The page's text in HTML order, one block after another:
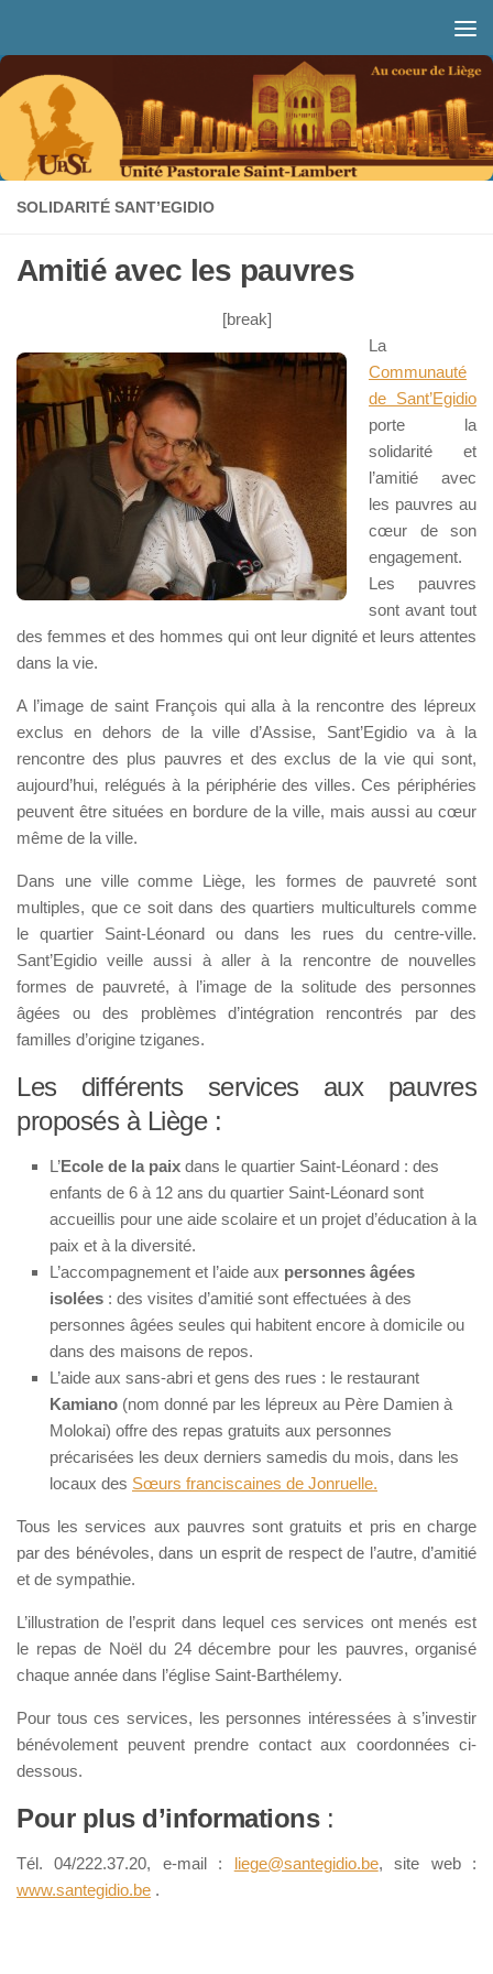
SOLIDARITÉ SANT’EGIDIO
Amitié avec les pauvres
[break]
La
Communauté
de Sant’Egidio
porte la
solidarité et
l’amitié avec
les pauvres au
cœur de son
engagement.
Les pauvres
sont avant tout
des femmes et des hommes qui ont leur dignité et leurs attentes
dans la vie.
A l’image de saint François qui alla à la rencontre des lépreux
exclus en dehors de la ville d’Assise, Sant’Egidio va à la
rencontre des plus pauvres et des exclus de la vie qui sont,
aujourd’hui, relégués à la périphérie des villes. Ces périphéries
peuvent être situées en bordure de la ville, mais aussi au cœur
même de la ville.
Dans une ville comme Liège, les formes de pauvreté sont
multiples, que ce soit dans des quartiers multiculturels comme
le quartier Saint-Léonard ou dans les rues du centre-ville.
Sant’Egidio veille aussi à aller à la rencontre de nouvelles
formes de pauvreté, à l’image de la solitude des personnes
âgées ou des problèmes d’intégration rencontrés par des
familles d’origine tziganes.
Les différents services aux pauvres
proposés à Liège :
L’Ecole de la paix dans le quartier Saint-Léonard : des
enfants de 6 à 12 ans du quartier Saint-Léonard sont
accueillis pour une aide scolaire et un projet d’éducation à la
paix et à la diversité.
L’accompagnement et l’aide aux personnes âgées
isolées : des visites d’amitié sont effectuées à des
personnes âgées seules qui habitent encore à domicile ou
dans des maisons de repos.
L’aide aux sans-abri et gens des rues : le restaurant
Kamiano (nom donné par les lépreux au Père Damien à
Molokai) offre des repas gratuits aux personnes
précarisées les deux derniers samedis du mois, dans les
locaux des Sœurs franciscaines de Jonruelle.
Tous les services aux pauvres sont gratuits et pris en charge
par des bénévoles, dans un esprit de respect de l’autre, d’amitié
et de sympathie.
L’illustration de l’esprit dans lequel ces services ont menés est
le repas de Noël du 24 décembre pour les pauvres, organisé
chaque année dans l’église Saint-Barthélemy.
Pour tous ces services, les personnes intéressées à s’investir
bénévolement peuvent prendre contact aux coordonnées ci-
dessous.
Pour plus d’informations:
Tél. 04/222.37.20, e-mail : liege@santegidio.be, site web :
www.santegidio.be .